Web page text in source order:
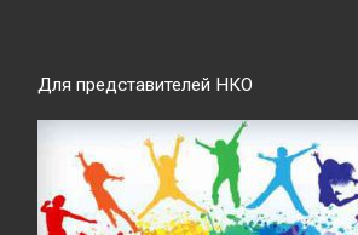
Для представителей НКО